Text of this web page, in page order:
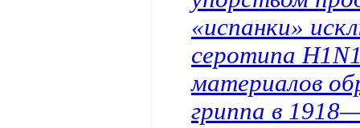
«испанки»
серотипа
материалов
гриппа в